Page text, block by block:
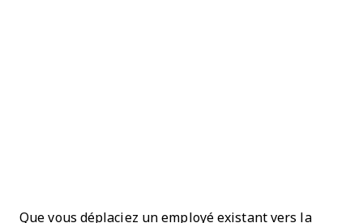
Que vous déplaciez un employé existant vers la